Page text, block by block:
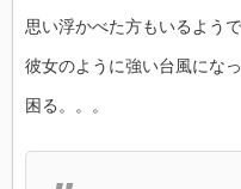
思い浮かべた方もいるようで
彼女のように強い台風にな
困る。。。